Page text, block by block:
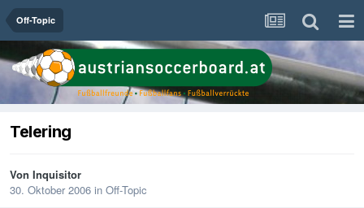
Off-Topic
Telering
Von Inquisitor
30. Oktober 2006 in Off-Topic